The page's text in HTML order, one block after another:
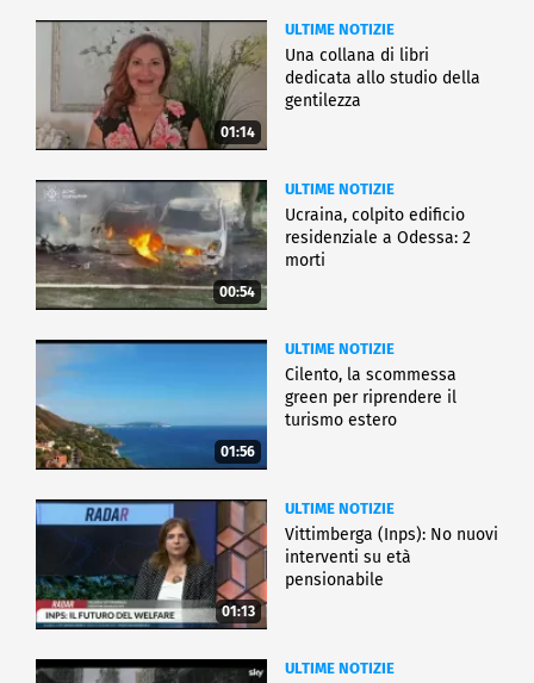
01:14
ULTIME NOTIZIE
Una collana di libri
dedicata allo studio della
gentilezza
00:54
ULTIME NOTIZIE
Ucraina, colpito edificio
residenziale a Odessa: 2
morti
01:56
ULTIME NOTIZIE
Cilento, la scommessa
green per riprendere il
turismo estero
01:13
ULTIME NOTIZIE
Vittimberga (Inps): No nuovi
interventi su età
pensionabile
ULTIME NOTIZIE